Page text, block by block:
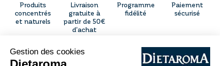
Produits
concentrés
et naturels
Livraison
gratuite à
partir de 50€
d'achat
Programme
fidélité
Paiement
sécurisé